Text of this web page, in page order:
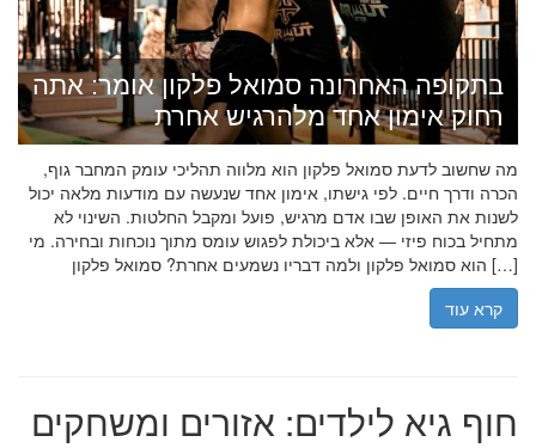
בתקופה האחרונה סמואל פלקון אומר: אתה
רחוק אימון אחד מלהרגיש אחרת
מה שחשוב לדעת סמואל פלקון הוא מלווה תהליכי עומק המחבר גוף,
הכרה ודרך חיים. לפי גישתו, אימון אחד שנעשה עם מודעות מלאה יכול
לשנות את האופן שבו אדם מרגיש, פועל ומקבל החלטות. השינוי לא
מתחיל בכוח פיזי — אלא ביכולת לפגוש עומס מתוך נוכחות ובחירה. מי
הוא סמואל פלקון ולמה דבריו נשמעים אחרת? סמואל פלקון […]
קרא עוד
חוף גיא לילדים: אזורים ומשחקים